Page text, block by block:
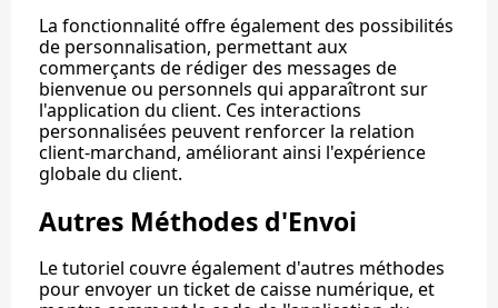
La fonctionnalité offre également des possibilités
de personnalisation, permettant aux
commerçants de rédiger des messages de
bienvenue ou personnels qui apparaîtront sur
l'application du client. Ces interactions
personnalisées peuvent renforcer la relation
client-marchand, améliorant ainsi l'expérience
globale du client.
Autres Méthodes d'Envoi
Le tutoriel couvre également d'autres méthodes
pour envoyer un ticket de caisse numérique, et